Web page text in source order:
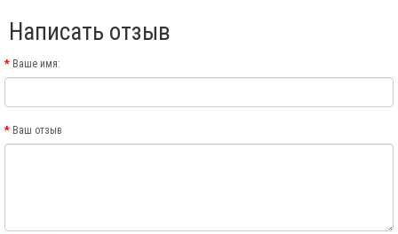
Написать отзыв
Ваше имя:
Ваш отзыв